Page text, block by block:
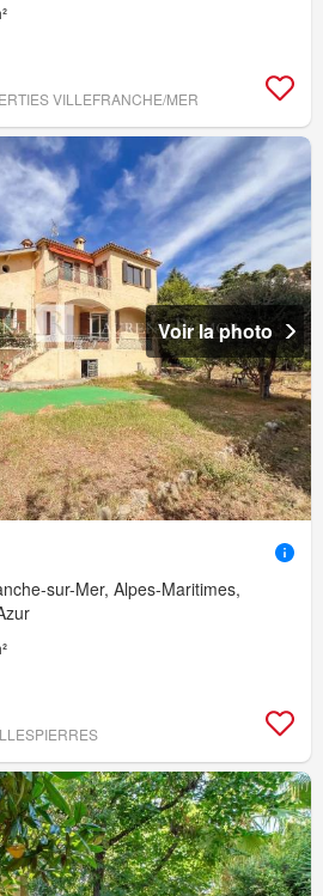
VILLEFRANCHE/MER
Voir la photo
sur-Mer, Alpes-Maritimes,